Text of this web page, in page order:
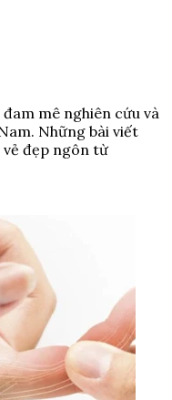
mê nghiên cứu và
Những bài viết
vẻ đẹp ngôn từ